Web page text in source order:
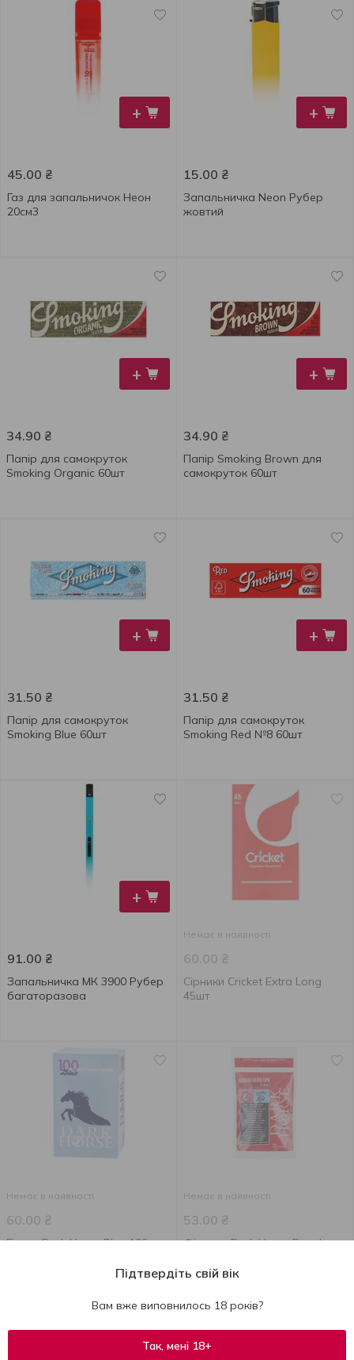
+
45.00 ₴
Газ для запальничок Неон
20см3
+
15.00 ₴
Запальничка Neon Рубер
жовтий
+
34.90 ₴
Папір для самокруток
Smoking Organic 60шт
+
34.90 ₴
Папір Smoking Brown для
самокруток 60шт
+
31.50 ₴
Папір для самокруток
Smoking Blue 60шт
+
31.50 ₴
Папір для самокруток
Smoking Red №8 60шт
+
91.00 ₴
Запальничка МК 3900 Рубер
багаторазова
Немає в наявності
60.00 ₴
Сірники Cricket Extra Long
45шт
Немає в наявності
60.00 ₴
Гільзи Dark Horse Blue 100шт
Немає в наявності
53.00 ₴
Фільтри Dark Horse Regular
Підтвердіть свій вік
Вам вже виповнилось 18 років?
Так, мені 18+